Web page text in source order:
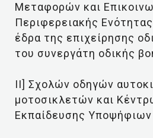
Μεταφορών και
Περιφερειακής
έδρα της επιχείρησης
του συνεργάτη οδικής
ΙΙ] Σχολών οδηγών
μοτοσικλετών και
Εκπαίδευσης